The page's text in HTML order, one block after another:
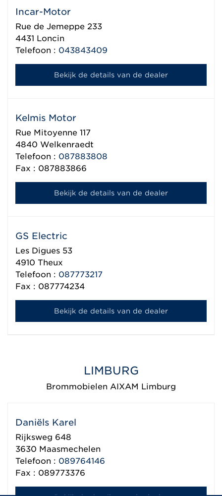
Incar-Motor
Rue de Jemeppe 233
4431 Loncin
Telefoon : 043843409
Bekijk de details van de dealer
Kelmis Motor
Rue Mitoyenne 117
4840 Welkenraedt
Telefoon : 087883808
Fax : 087883866
Bekijk de details van de dealer
GS Electric
Les Digues 53
4910 Theux
Telefoon : 087773217
Fax : 087774234
Bekijk de details van de dealer
LIMBURG
Brommobielen AIXAM Limburg
Daniëls Karel
Rijksweg 648
3630 Maasmechelen
Telefoon : 089764146
Fax : 089773376